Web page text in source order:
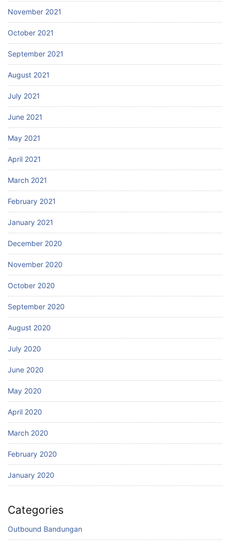
November 2021
October 2021
September 2021
August 2021
July 2021
June 2021
May 2021
April 2021
March 2021
February 2021
January 2021
December 2020
November 2020
October 2020
September 2020
August 2020
July 2020
June 2020
May 2020
April 2020
March 2020
February 2020
January 2020
Categories
Outbound Bandungan